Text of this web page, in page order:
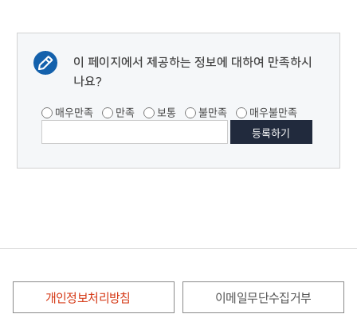
이 페이지에서 제공하는 정보에 대하여 만족하시
나요?
매우만족 만족 보통 불만족 매우불만족
개인정보처리방침 이메일무단수집거부